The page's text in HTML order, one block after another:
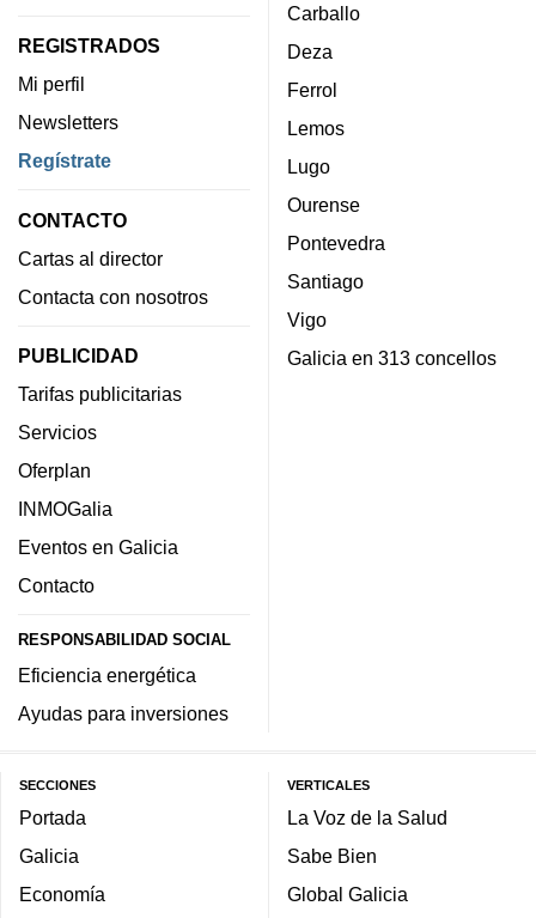
REGISTRADOS
Mi perfil
Newsletters
Regístrate
CONTACTO
Cartas al director
Contacta con nosotros
PUBLICIDAD
Tarifas publicitarias
Servicios
Oferplan
INMOGalia
Eventos en Galicia
Contacto
RESPONSABILIDAD SOCIAL
Eficiencia energética
Ayudas para inversiones
Carballo
Deza
Ferrol
Lemos
Lugo
Ourense
Pontevedra
Santiago
Vigo
Galicia en 313 concellos
SECCIONES
Portada
Galicia
Economía
VERTICALES
La Voz de la Salud
Sabe Bien
Global Galicia